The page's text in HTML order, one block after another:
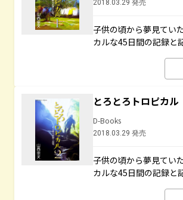
2018.03.29 発売
子供の頃から夢見てい
カルな45日間の記録と
とろとろトロピカ
D-Books
2018.03.29 発売
子供の頃から夢見てい
カルな45日間の記録と